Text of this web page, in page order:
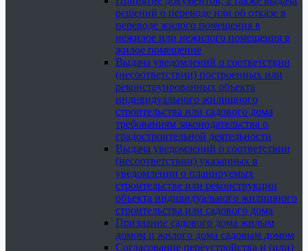
решений о переводе или об отказе в
переводе жилого помещения в
нежилое или нежилого помещения в
жилое помещение
Выдача уведомлений о соответствии
(несоответствии) построенных или
реконструированных объекта
индивидуального жилищного
строительства или садового дома
требованиям законодательства о
градостроительной деятельности
Выдача уведомлений о соответствии
(несоответствии) указанных в
уведомлении о планируемых
строительстве или реконструкции
объекта индивидуального жилищного
строительства или садового дома
Признание садового дома жилым
домом и жилого дома садовым домом
Согласование переустройства и (или)